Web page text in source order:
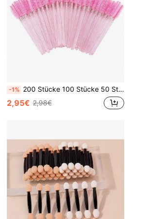
-1% 200 Stücke 100 Stücke 50 Stücke 10 Stücke Einweg Mascara Pinsel, Zwei Farben Augen Schwarz Pinsel, Wimpernverlängerungs Pinsel, Augenbrauen Pflege und Make-up Pinsel, 10 cm lang, Augenbrauen Pinsel, Lidschatten Pinsel, Pinsel, Werbegeschenke
2,95€ 2,98€